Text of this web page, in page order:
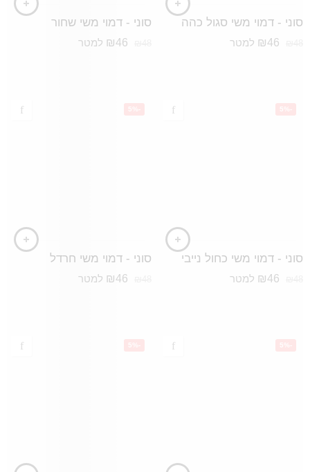
סוני - דמוי משי סגול כהה
₪46 למטר
סוני - דמוי משי שחור
₪46 למטר
-5%
סוני - דמוי משי כחול נייבי
₪46 למטר
-5%
סוני - דמוי משי חרדל
₪46 למטר
-5%
-5%